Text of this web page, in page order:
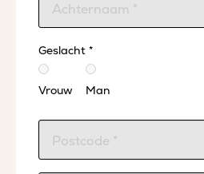
Geslacht *
Vrouw Man